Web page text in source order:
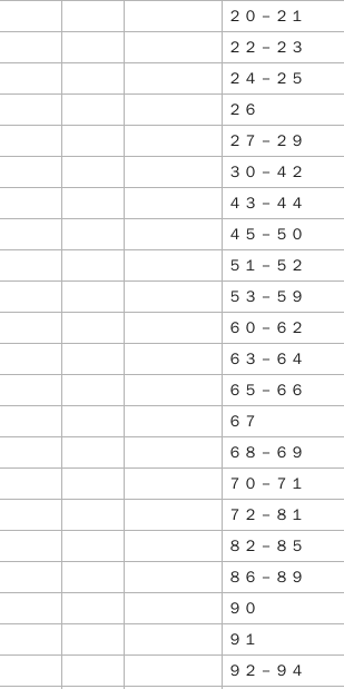
２０－２１
２２－２３
２４－２５
２６
２７－２９
３０－４２
４３－４４
４５－５０
５１－５２
５３－５９
６０－６２
６３－６４
６５－６６
６７
６８－６９
７０－７１
７２－８１
８２－８５
８６－８９
９０
９１
９２－９４